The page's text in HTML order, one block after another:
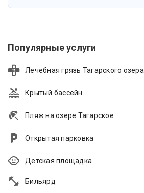
Популярные услуги
Лечебная грязь Тагарского озера
Крытый бассейн
Пляж на озере Тагарское
Открытая парковка
Детская площадка
Бильярд